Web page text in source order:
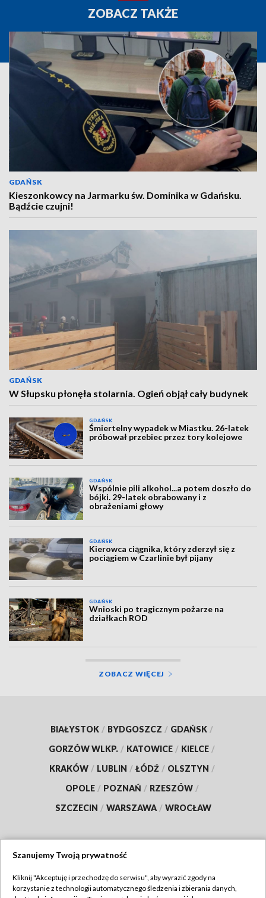
ZOBACZ TAKŻE
GDAŃSK
Kieszonkowcy na Jarmarku św. Dominika w Gdańsku.
Bądźcie czujni!
GDAŃSK
W Słupsku płonęła stolarnia. Ogień objął cały budynek
GDAŃSK
Śmiertelny wypadek w Miastku. 26-latek
próbował przebiec przez tory kolejowe
GDAŃSK
Wspólnie pili alkohol...a potem doszło do
bójki. 29-latek obrabowany i z
obrażeniami głowy
GDAŃSK
Kierowca ciągnika, który zderzył się z
pociągiem w Czarlinie był pijany
GDAŃSK
Wnioski po tragicznym pożarze na
działkach ROD
ZOBACZ WIĘCEJ
BIAŁYSTOK / BYDGOSZCZ / GDAŃSK /
GORZÓW WLKP. / KATOWICE / KIELCE /
KRAKÓW / LUBLIN / ŁÓDŹ / OLSZTYN /
OPOLE / POZNAŃ / RZESZÓW /
SZCZECIN / WARSZAWA / WROCŁAW
TVP
Szanujemy Twoją prywatność
Kliknij "Akceptuję i przechodzę do serwisu", aby wyrazić zgody na
korzystanie z technologii automatycznego śledzenia i zbierania danych,